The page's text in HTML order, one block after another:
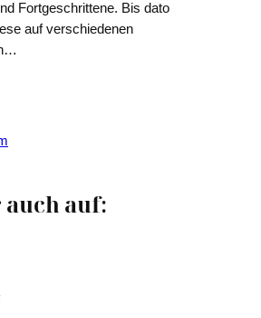
Fortgeschrittene. Bis dato
auf verschiedenen
auf: